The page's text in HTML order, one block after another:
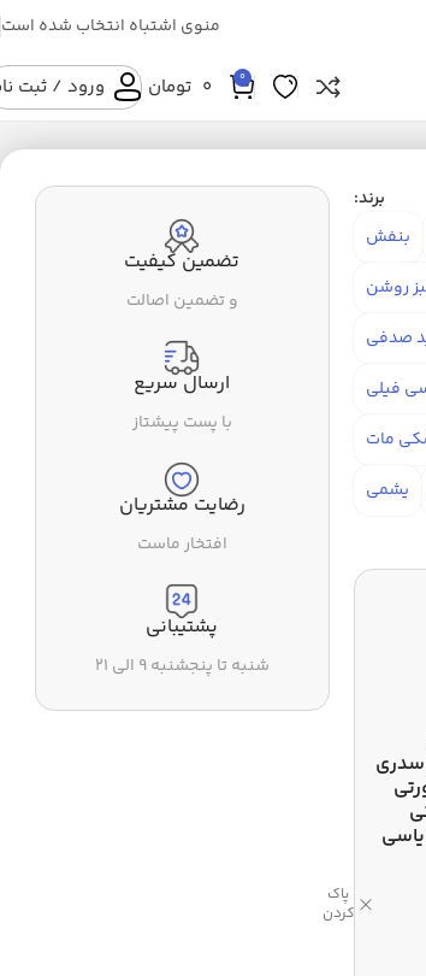
منوی اشتباه انتخاب شده است
0
0 تومان ورود / ثبت
برند:
بنفش
روشن
صدفی
فیلی
مات
یشمی
یاسی
پاک
کردن
تضمین کیفیت
و تضمین اصالت
ارسال سریع
با پست پیشتاز
رضایت مشتریان
افتخار ماست
پشتیبانی
شنبه تا پنجشنبه ۹ الی ۲۱